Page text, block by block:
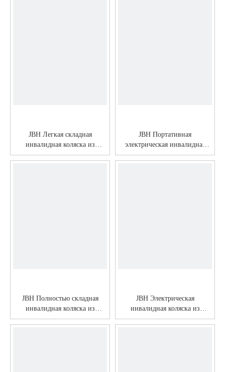
JBH Легкая складная
инвалидная коляска из
углеродного волокна DC08
JBH Портативная
электрическая инвалидная
коляска из углеродного
JBH Полностью складная
инвалидная коляска из
углеродного волокна DC03
JBH Электрическая
инвалидная коляска из
углеродного волокна DC02